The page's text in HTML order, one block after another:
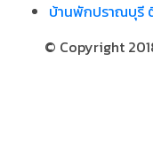
บ้านพักปราณบุรี
© Copyright